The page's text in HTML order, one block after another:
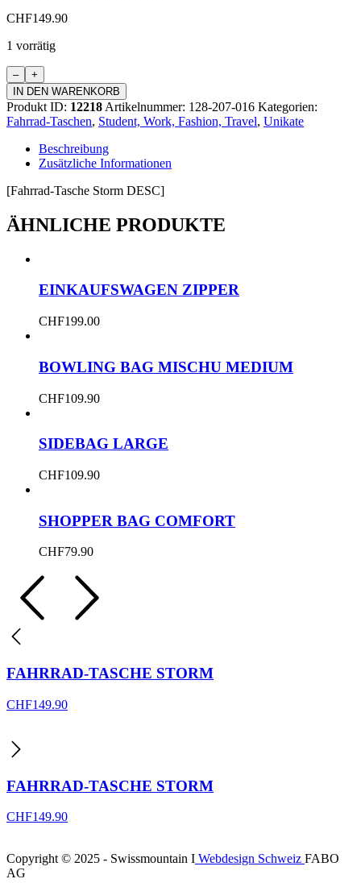
CHF149.90
1 vorrätig
Fahrrad-
Tasche
Storm
Menge
IN DEN WARENKORB
Produkt ID: 12218 Artikelnummer: 128-207-016 Kategorien:
Fahrrad-Taschen, Student, Work, Fashion, Travel, Unikate
Beschreibung
Zusätzliche Informationen
[Fahrrad-Tasche Storm DESC]
ÄHNLICHE PRODUKTE
EINKAUFSWAGEN ZIPPER
CHF199.00
BOWLING BAG MISCHU MEDIUM
CHF109.90
SIDEBAG LARGE
CHF109.90
SHOPPER BAG COMFORT
CHF79.90
FAHRRAD-TASCHE STORM
CHF149.90
FAHRRAD-TASCHE STORM
CHF149.90
Copyright © 2025 - Swissmountain I Webdesign Schweiz FABO
AG